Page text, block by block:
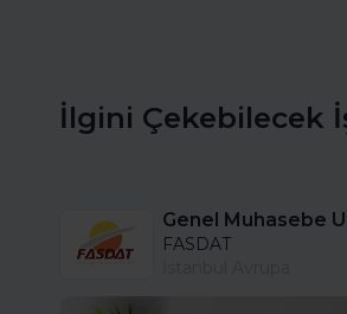
İlgini Çekebilecek
Genel Muhasebe
FASDAT